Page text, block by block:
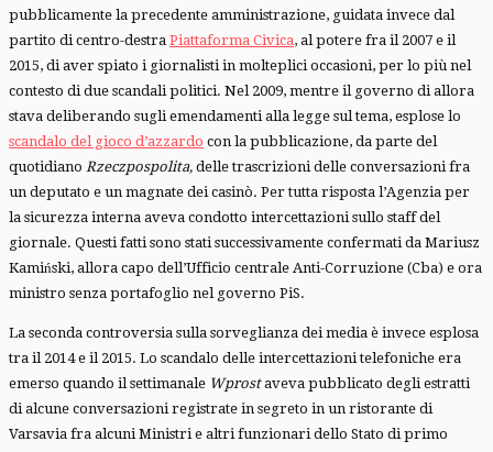
pubblicamente la precedente amministrazione, guidata invece dal
partito di centro-destra Piattaforma Civica, al potere fra il 2007 e il
2015, di aver spiato i giornalisti in molteplici occasioni, per lo più nel
contesto di due scandali politici. Nel 2009, mentre il governo di allora
stava deliberando sugli emendamenti alla legge sul tema, esplose lo
scandalo del gioco d’azzardo con la pubblicazione, da parte del
quotidiano Rzeczpospolita, delle trascrizioni delle conversazioni fra
un deputato e un magnate dei casinò. Per tutta risposta l’Agenzia per
la sicurezza interna aveva condotto intercettazioni sullo staff del
giornale. Questi fatti sono stati successivamente confermati da Mariusz
Kamiński, allora capo dell’Ufficio centrale Anti-Corruzione (Cba) e ora
ministro senza portafoglio nel governo PiS.
La seconda controversia sulla sorveglianza dei media è invece esplosa
tra il 2014 e il 2015. Lo scandalo delle intercettazioni telefoniche era
emerso quando il settimanale Wprostaveva pubblicato degli estratti
di alcune conversazioni registrate in segreto in un ristorante di
Varsavia fra alcuni Ministri e altri funzionari dello Stato di primo